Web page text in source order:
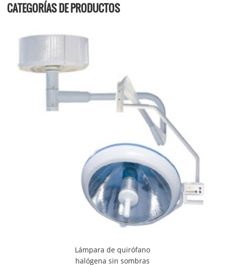
CATEGORÍAS DE PRODUCTOS
Lámpara de quirófano
halógena sin sombras